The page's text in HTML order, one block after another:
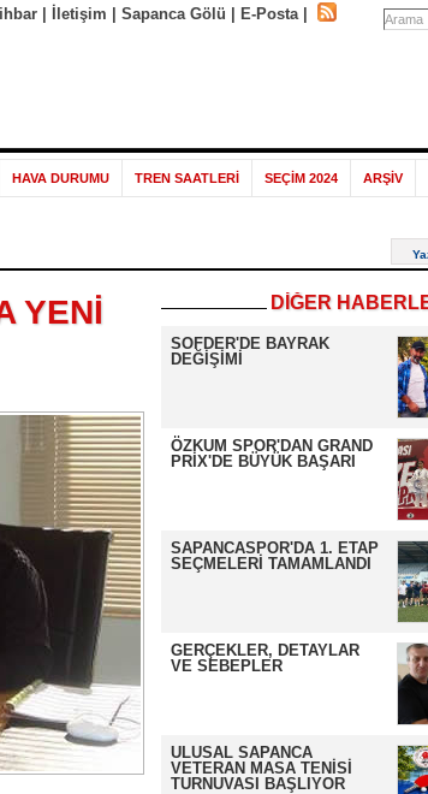
| İletişim Sapanca Gölü E-Posta|
HAVA DURUMU TREN SAATLERİ SEÇİM 2024 ARŞİV
DİĞER
SOFDER'DE BAYRAK
DEĞİŞİMİ
ÖZKUM SPOR'DAN GRAND
PRİX'DE BÜYÜK BAŞARI
SAPANCASPOR'DA 1. ETAP
SEÇMELERİ TAMAMLANDI
GERÇEKLER, DETAYLAR
VE SEBEPLER
ULUSAL SAPANCA
VETERAN MASA TENİSİ
TURNUVASI BAŞLIYOR
YENİ